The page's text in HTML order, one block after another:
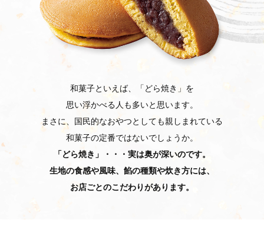
和菓子といえば、「どら焼き」を
思い浮かべる人も多いと思います。
まさに、国民的なおやつとしても親しまれている
和菓子の定番ではないでしょうか。
「どら焼き」・・・実は奥が深いのです。
生地の食感や風味、餡の種類や炊き方には、
お店ごとのこだわりがあります。